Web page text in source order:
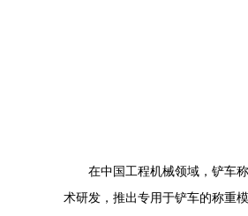
在中国工程机械领域，铲车
术研发，推出专用于铲车的称重